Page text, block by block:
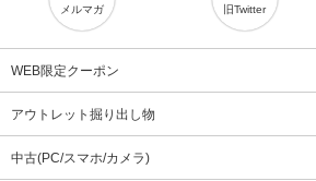
メルマガ 旧Twitter
WEB限定クーポン
アウトレット掘り出し物
中古(PC/スマホ/カメラ)